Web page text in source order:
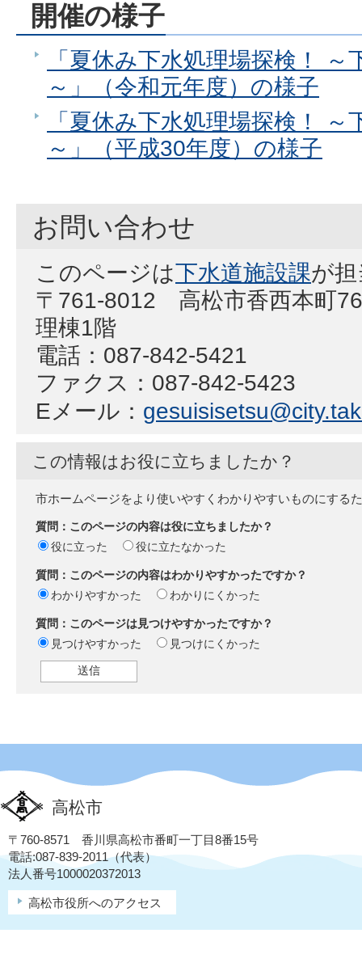
開催の様子
「夏休み下水処理場探検！
～」（令和元年度）の様子
「夏休み下水処理場探検！
～」（平成30年度）の様子
お問い合わせ
このページは下水道施設課が
〒761-8012 高松市香西本町
理棟1階
電話：087-842-5421
ファクス：087-842-5423
Eメール：
この情報はお役に立ちましたか？
市ホームページをより使いやすくわかりやすいものにする
質問：このページの内容は役に立ちましたか？
役に立った
役に立たなかった
質問：このページの内容はわかりやすかったですか？
わかりやすかった
わかりにくかった
質問：このページは見つけやすかったですか？
見つけやすかった
見つけにくかった
高松市
〒760-8571 香川県高松市番町一丁目8番15号
電話:087-839-2011（代表）
法人番号1000020372013
高松市役所へのアクセス